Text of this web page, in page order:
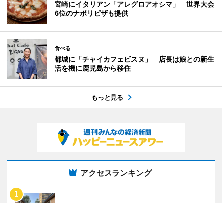
宮崎にイタリアン「アレグロアオシマ」 世界大会
6位のナポリピザも提供
食べる
都城に「チャイカフェビスヌ」 店長は娘との新生
活を機に鹿児島から移住
もっと見る
アクセスランキング